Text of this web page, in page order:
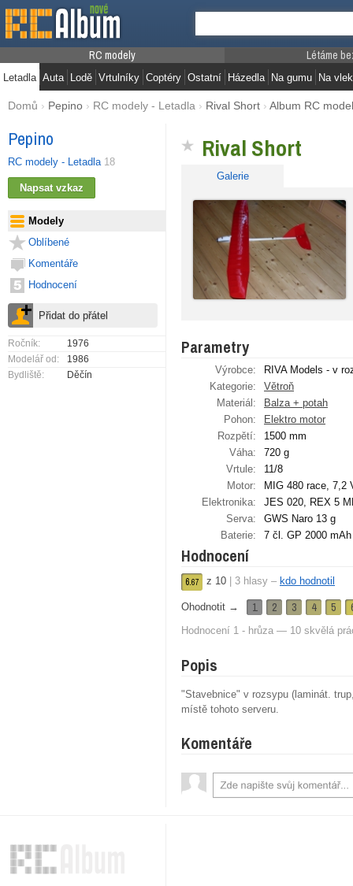
RC modely
Letadla Auta Lodě Vrtulníky Coptéry Ostatní
Létáme
Házedla Na gumu Na vlek
Domů › Pepino › RC modely - Letadla › Rival Short › Album RC
Pepino
RC modely - Letadla 18
Modely
Oblíbené
Komentáře
Hodnocení
Ročník:
1976
Modelář od:
1986
Bydliště:
Děčín
Rival Short
Galerie
Parametry
Výrobce:
RIVA Models - v
Kategorie:
Větroň
Materiál:
Balza + potah
Pohon:
Elektro motor
Rozpětí:
1500 mm
Váha:
720 g
Vrtule:
11/8
Motor:
MIG 480 race, 7,2
Elektronika:
JES 020, REX 5
Serva:
GWS Naro 13 g
Baterie:
7 čl. GP 2000 mAh
Hodnocení
6.67 z 10 3 hlasy – kdo hodnotil
Ohodnotit → 1 2 3 4 5
Hodnocení 1 - hrůza — 10 skvělá
Popis
"Stavebnice" v rozsypu (laminát.
místě tohoto serveru.
Komentáře